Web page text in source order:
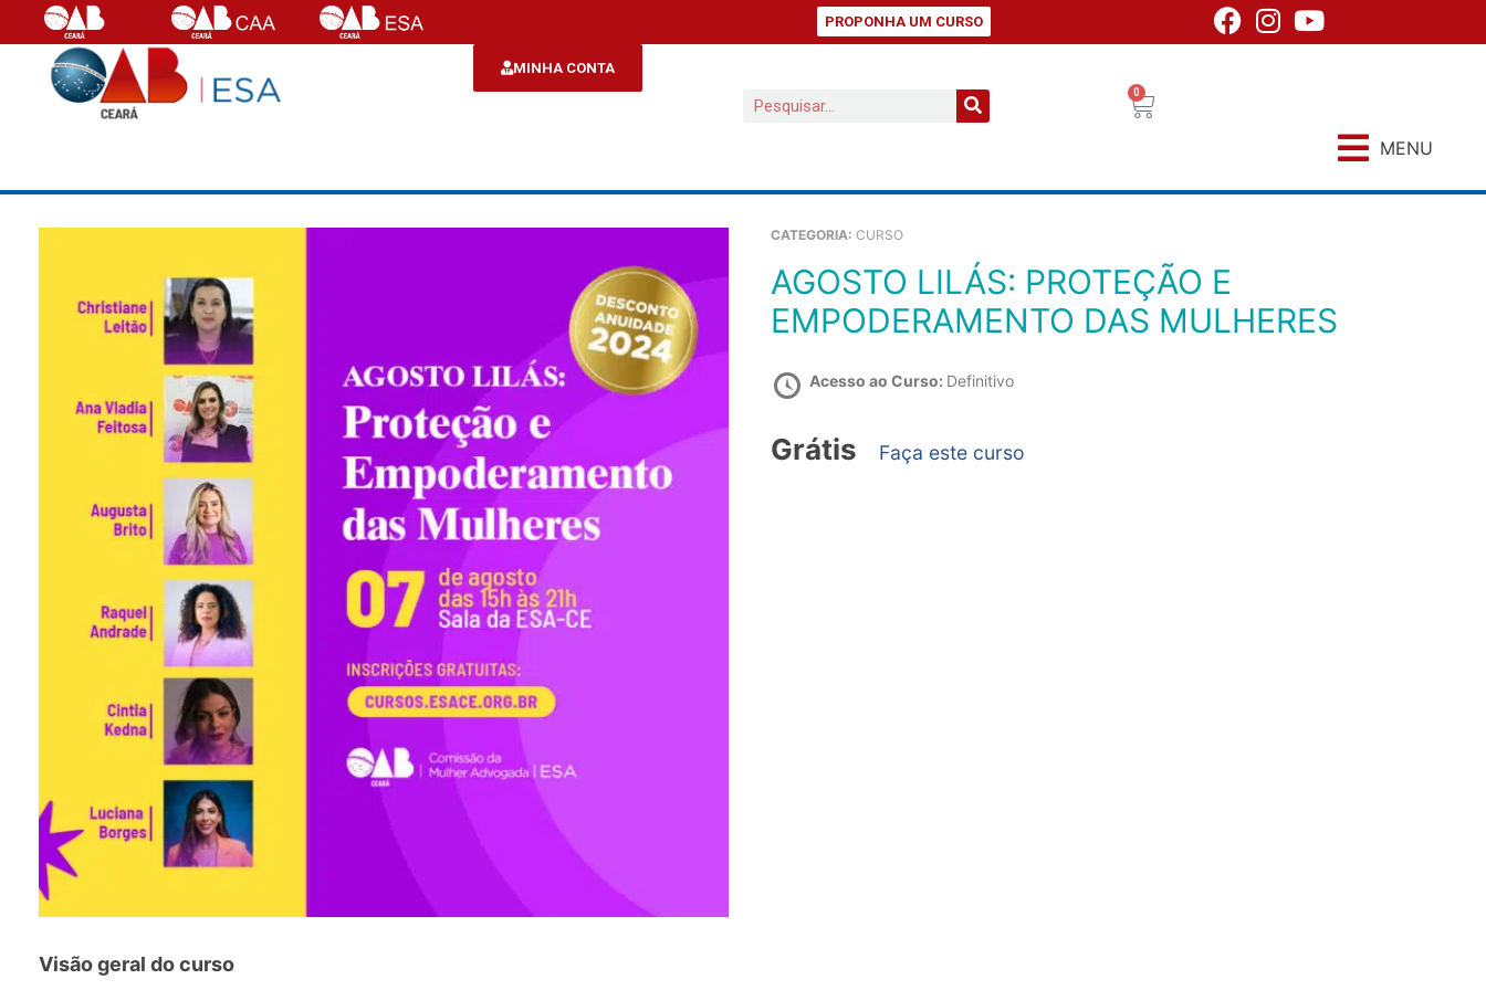
PROPONHA UM CURSO
MINHA CONTA
0
MENU
CATEGORIA:CURSO
AGOSTO LILÁS: PROTEÇÃO E
EMPODERAMENTO DAS MULHERES
Acesso ao Curso: Definitivo
Grátis Faça este curso
Visão geral do curso